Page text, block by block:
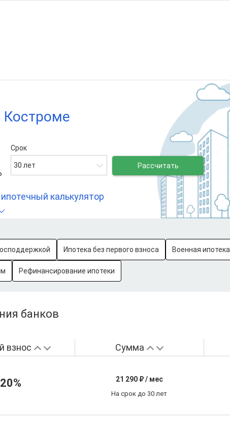
Костроме
Срок
30 лет Рассчитать
калькулятор
Ипотека без первого взноса Военная ипотека
Рефинансирование ипотеки
банков
взнос Сумма
20% 21 290 ₽ / мес
На срок до 30 лет